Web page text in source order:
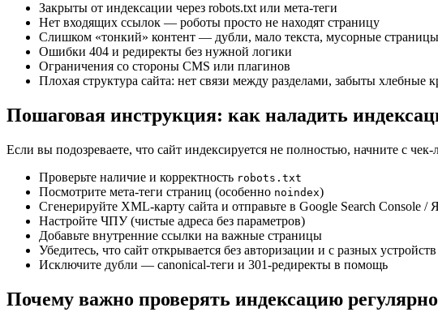
Закрыты от индексации через robots.txt или мета-теги
Нет входящих ссылок — роботы просто не находят страницу
Слишком «тонкий» контент — дубли, мало текста, мусорные страницы
Ошибки 404 и редиректы без нужной логики
Ограничения со стороны CMS или плагинов
Плохая структура сайта: нет связи между разделами, забыты хлебные
Пошаговая инструкция: как наладить
Если вы подозреваете, что сайт индексируется не полностью, начните с чек-
Проверьте наличие и корректность robots.txt
Посмотрите мета-теги страниц (особенно noindex)
Сгенерируйте XML-карту сайта и отправьте в Google Search Console /
Настройте ЧПУ (чистые адреса без параметров)
Добавьте внутренние ссылки на важные страницы
Убедитесь, что сайт открывается без авторизации и с разных устройств
Исключите дубли — canonical-теги и 301-редиректы в помощь
Почему важно проверять индексацию регулярно